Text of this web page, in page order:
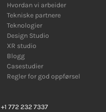
Hvordan vi arbeider
Tekniske partnere
Teknologier
Design Studio
XR studio
Blogg
Casestudier
Regler for god oppførsel
+1 772 232 7337